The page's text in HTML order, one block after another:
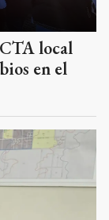
local
en el